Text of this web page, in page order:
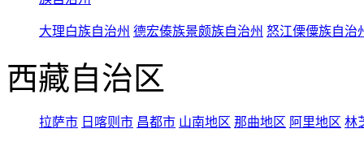
大理白族自治州 德宏傣族景颇族自治州 怒江傈僳族自治
西藏自治区
拉萨市 日喀则市 昌都市 山南地区 那曲地区 阿里地区 林